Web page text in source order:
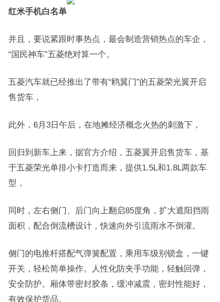
红米手机白名单
并且，要说紧跟时事热点，最会制造营销热点的车企，
“国民神车”五菱绝对算一个。
五菱汽车就已经推出了带有“鸥翼门”的五菱荣光翼开启
售货车，
此外，6月3日午后，在地摊经济概念火热的刺激下，
回归到新车上来，据官方介绍，五菱翼开启售货车，基
于五菱荣光单排小卡打造而来，提供1.5L和1.8L两款车
型，
同时，左右侧门、后门向上翻启85度角，扩大遮阳挡雨
面积，配合倒流槽设计，快速向外引流雨水不倒灌。
侧门的电推杆搭配气弹簧配置，乘用车级别锁盒，一键
开关，轻松简单操作。人性化防夹手功能，轻触回弹，
安全防护。厢体带密封胶条，缓冲减震，密封性能好，
有效保护货品。